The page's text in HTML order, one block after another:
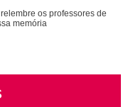
os professores de
memória